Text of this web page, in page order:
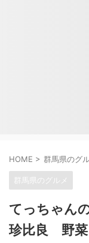
HOME > 群馬県のグ
群馬県のグルメ
てっちゃん
珍比良 野菜